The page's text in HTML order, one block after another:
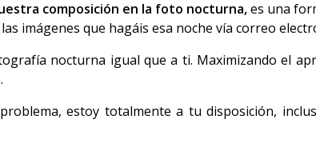
composición en la foto nocturna,es una
imágenes que hagáis esa noche vía correo
nocturna igual que a ti. Maximizando el
estoy totalmente a tu disposición,